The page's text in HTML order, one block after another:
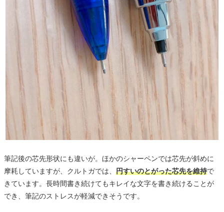
筆記後の芯先形状にも違いが。ほかのシャーペンでは芯先が斜めに
摩耗していますが、クルトガでは、 円すいのとがった芯先を維持で
きています。長時間書き続けてもキレイな文字を書き続けることが
でき、筆記のストレスが軽減できそうです。